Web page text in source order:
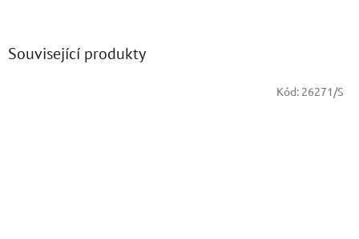
Související produkty
Kód: 26271/S